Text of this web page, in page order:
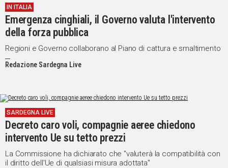
IN ITALIA
Emergenza cinghiali, il Governo valuta l'intervento
della forza pubblica
Regioni e Governo collaborano al Piano di cattura e smaltimento
Redazione Sardegna Live
SARDEGNA LIVE
Decreto caro voli, compagnie aeree chiedono
intervento Ue su tetto prezzi
La Commissione ha dichiarato che "valuterà la compatibilità con
il diritto dell'Ue di qualsiasi misura adottata"